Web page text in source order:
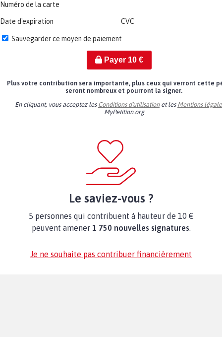
Numéro de la carte
Date d'expiration CVC
Sauvegarder ce moyen de paiement
Payer 10€
Plus votre contribution sera importante, plus ceux qui verront cette
seront nombreux et pourront la signer.
En cliquant, vous acceptez les Conditions d'utilisationet les Mentions
MyPetition.org
Le saviez-vous ?
5 personnes qui contribuent à hauteur de 10 €
peuvent amener 1 750 nouvelles signatures.
Je ne souhaite pas contribuer financièrement